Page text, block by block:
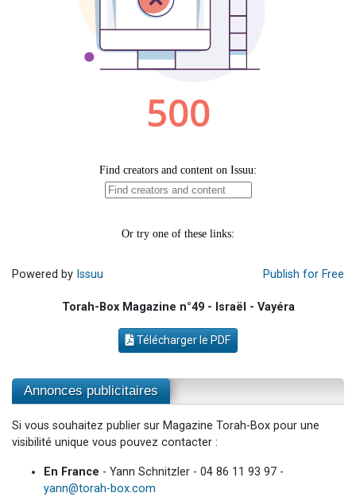
Odaya vient de donner son Maasser
3 personnes viennent de faire un don pour Diane, 80 ans, dans un appartement insalubre
Powered by Issuu Publish for Free
Torah-Box Magazine n°49 - Israël - Vayéra
Télécharger le PDF
Annonces publicitaires
Si vous souhaitez publier sur Magazine Torah-Box pour une
visibilité unique vous pouvez contacter :
En France - Yann Schnitzler - 04 86 11 93 97 -
yann@torah-box.com